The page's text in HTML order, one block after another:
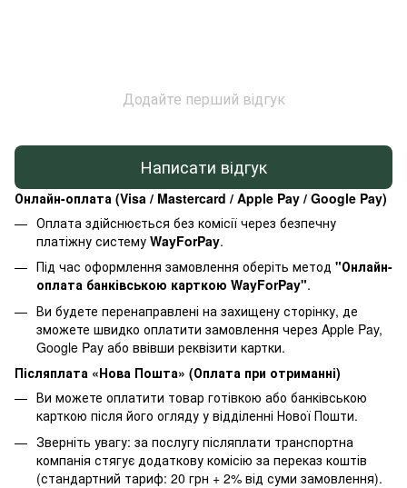
Додайте перший відгук
Написати відгук
Онлайн-оплата (Visa / Mastercard / Apple Pay / Google Pay)
Оплата здійснюється без комісії через безпечну
платіжну систему WayForPay.
Під час оформлення замовлення оберіть метод "Онлайн-
оплата банківською карткою WayForPay".
Ви будете перенаправлені на захищену сторінку, де
зможете швидко оплатити замовлення через Apple Pay,
Google Pay або ввівши реквізити картки.
Післяплата «Нова Пошта» (Оплата при отриманні)
Ви можете оплатити товар готівкою або банківською
карткою після його огляду у відділенні Нової Пошти.
Зверніть увагу: за послугу післяплати транспортна
компанія стягує додаткову комісію за переказ коштів
(стандартний тариф: 20 грн + 2% від суми замовлення).